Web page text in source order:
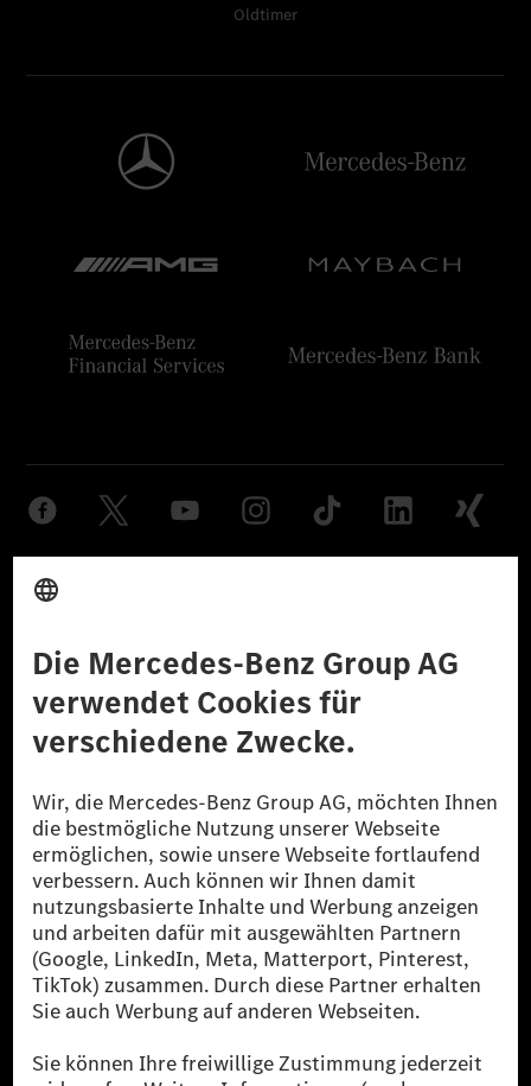
Oldtimer
© 2026 Mercedes-Benz Group AG. Alle Rechte vorbehalten.
reduzierte CO₂-Emissionen bei der Mercedes-Benz Group durch
zertifizierte Ausgleichsprojekte kompensiert werden.
[2] Renewable Charging ist ein integraler Bestandteil von MB.CHARGE
Public in Europa, den USA, Kanada und China. Sofern an der jeweiligen
Ladestation noch kein Strom aus erneuerbaren Energien vorliegt,
verwendet Renewable Charging Grünstromzertifikate*. Diese stellen
sicher, dass für Ladevorgänge über MB.CHARGE Public eine äquivalente
Strommenge aus erneuerbaren Energien ins Stromnetz eingespeist wird.
Sie stammen ausschließlich aus Wind- und Solarkraftanlagen, die jünger
als sechs Jahre sind.
* Inkl. EKOenergy Ökolabel
* Die angegebenen Werte wurden nach dem vorgeschriebenen
Messverfahren WLTP (Worldwide harmonised Light vehicles Test